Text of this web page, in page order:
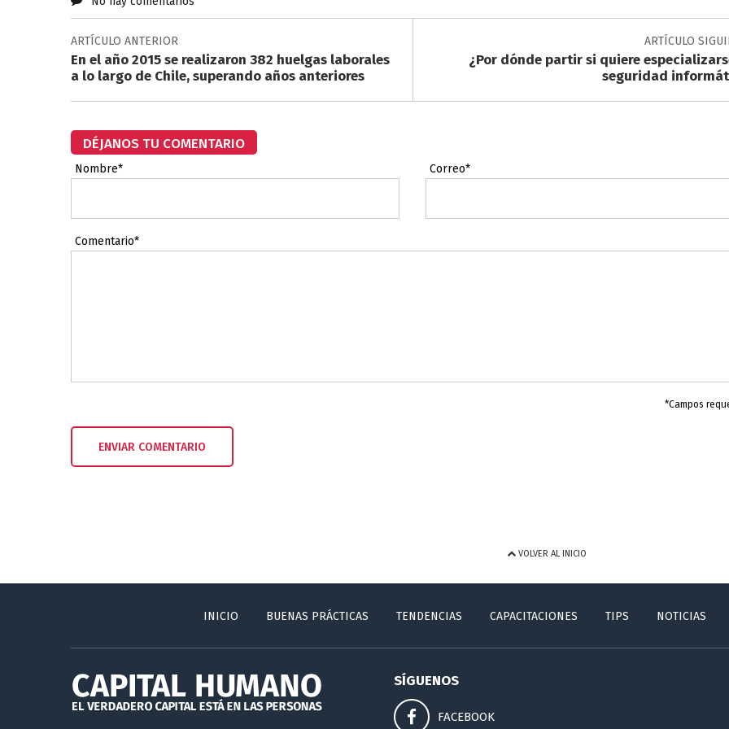
ARTÍCULO ANTERIOR
En el año 2015 se realizaron 382 huelgas laborales
a lo largo de Chile, superando años anteriores
ARTÍCULO
¿Por dónde partir si quiere
seguridad
DÉJANOS TU COMENTARIO
Nombre* Correo*
Comentario*
*Campos
VOLVER AL INICIO
INICIO BUENAS PRÁCTICAS TENDENCIAS CAPACITACIONES TIPS NOTICIAS
SÍGUENOS
FACEBOOK